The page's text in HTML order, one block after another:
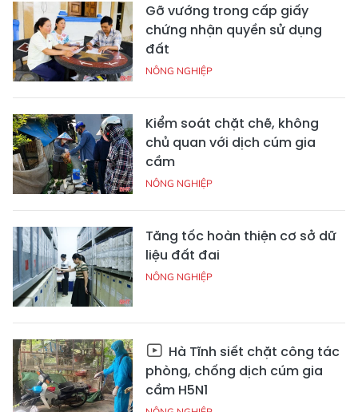
Gỡ vướng trong cấp giấy
chứng nhận quyền sử dụng
đất
NÔNG NGHIỆP
Kiểm soát chặt chẽ, không
chủ quan với dịch cúm gia
cầm
NÔNG NGHIỆP
Tăng tốc hoàn thiện cơ sở dữ
liệu đất đai
NÔNG NGHIỆP
Hà Tĩnh siết chặt công tác
phòng, chống dịch cúm gia
cầm H5N1